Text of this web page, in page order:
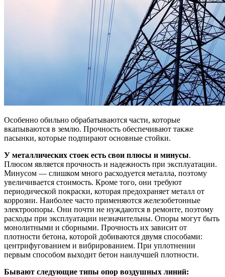
Особенно обильно обрабатываются части, которые
вкапываются в землю. Прочность обеспечивают также
пасынки, которые подпирают основные стойки.
У металлических стоек есть свои плюсы и минусы.
Плюсом является прочность и надежность при эксплуатации.
Минусом — слишком много расходуется металла, поэтому
увеличивается стоимость. Кроме того, они требуют
периодической покраски, которая предохраняет металл от
коррозии. Наиболее часто применяются железобетонные
электроопоры. Они почти не нуждаются в ремонте, поэтому
расходы при эксплуатации незначительны. Опоры могут быть
монолитными и сборными. Прочность их зависит от
плотности бетона, которой добиваются двумя способами:
центрифугованием и вибрированием. При уплотнении
первым способом выходит бетон наилучшей плотности.
Бывают следующие типы опор воздушных линий: